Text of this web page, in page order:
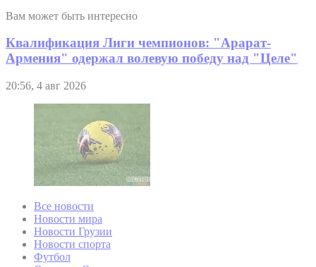
Вам может быть интересно
Квалификация Лиги чемпионов: "Арарат-
Армения" одержал волевую победу над "Целе"
20:56, 4 авг 2026
Все новости
Новости мира
Новости Грузии
Новости спорта
Футбол